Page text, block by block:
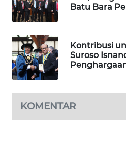
Batu Bara
Kontribusi
Suroso
KOMENTAR
PADANG
LAWAS
WN
SUMEDANG